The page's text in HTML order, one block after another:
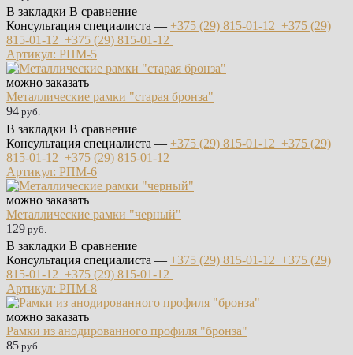
В закладки В сравнение
Консультация специалиста — +375 (29) 815-01-12 +375 (29)
815-01-12 +375 (29) 815-01-12
Артикул: РПМ-5
можно заказать
Металлические рамки "старая бронза"
94 руб.
В закладки В сравнение
Консультация специалиста — +375 (29) 815-01-12 +375 (29)
815-01-12 +375 (29) 815-01-12
Артикул: РПМ-6
можно заказать
Металлические рамки "черный"
129 руб.
В закладки В сравнение
Консультация специалиста — +375 (29) 815-01-12 +375 (29)
815-01-12 +375 (29) 815-01-12
Артикул: РПМ-8
можно заказать
Рамки из анодированного профиля "бронза"
85 руб.